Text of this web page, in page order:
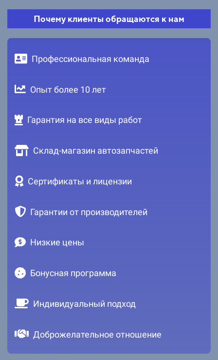
Почему клиенты обращаются к нам
Профессиональная команда
Опыт более 10 лет
Гарантия на все виды работ
Склад-магазин автозапчастей
Сертификаты и лицензии
Гарантии от производителей
Низкие цены
Бонусная программа
Индивидуальный подход
Доброжелательное отношение